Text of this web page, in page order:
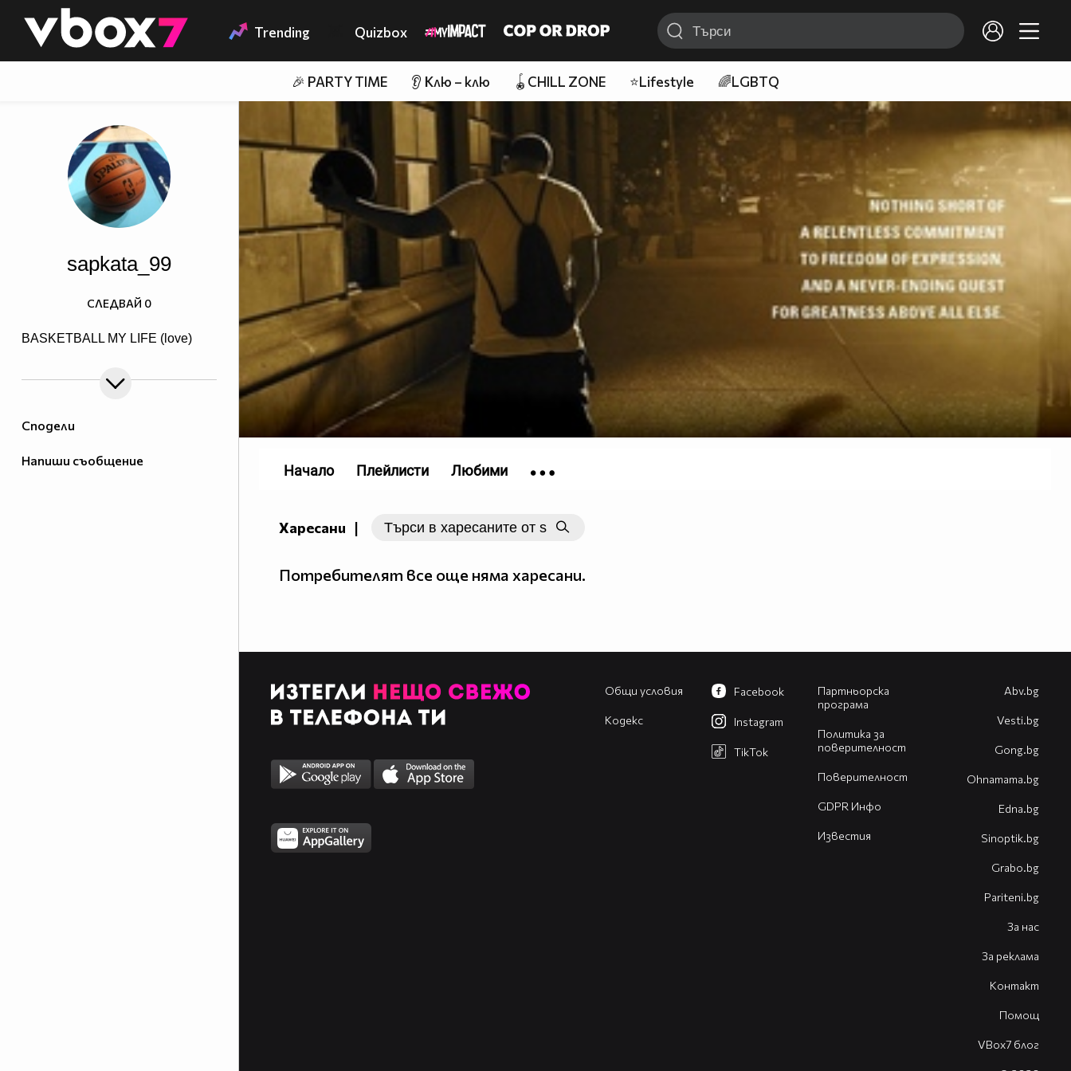
👾 Trending Quizbox
🎉 PARTY TIME 👂 Клю – клю 🪀CHILL ZONE ⭐Lifestyle 🌈LGBTQ
Сподели
Напиши съобщение
sapkata_99
BASKETBALL MY LIFE (love)
СЛЕДВАЙ 0
Харесани |
Потребителят все още няма харесани.
Начало Плейлисти Любими
Общи условия
Кодекс
Партньорска
програма
Политика за
поверителност
Поверителност
GDPR Инфо
Известия
Facebook
Instagram
TikTok
Abv.bg
Vesti.bg
Gong.bg
Оhnamama.bg
Edna.bg
Sinoptik.bg
Grabo.bg
Pariteni.bg
За нас
За реклама
Контакт
Помощ
VBox7 блог